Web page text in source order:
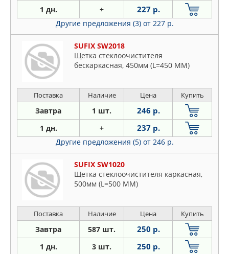
1 дн. + 227 р.
Другие предложения (3) от 227 р.
SUFIX SW2018
Щетка стеклоочистителя
бескаркасная, 450мм (L=450 ММ)
Поставка Наличие Цена Купить
Завтра 1 шт. 246 р.
1 дн. + 237 р.
Другие предложения (5) от 246 р.
SUFIX SW1020
Щетка стеклоочистителя каркасная,
500мм (L=500 ММ)
Поставка Наличие Цена Купить
Завтра 587 шт. 250 р.
1 дн. 3 шт. 250 р.